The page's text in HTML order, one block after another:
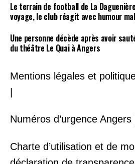
Le terrain de football de La
voyage, le club réagit avec humour
Une personne décède après avoir
du théâtre Le Quai à Angers
Mentions légales et
Numéros d’urgence Angers |
Charte d’utilisation et de